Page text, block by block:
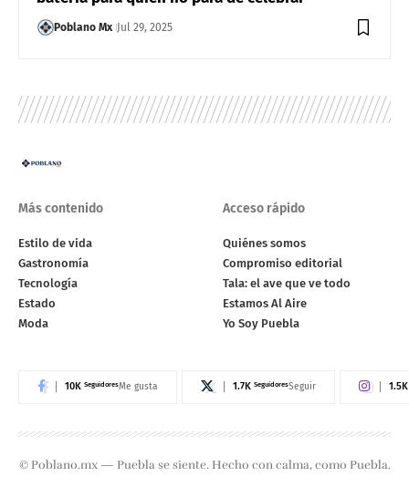
Poblano Mx Jul 29, 2025
Más contenido
Estilo de vida
Gastronomía
Tecnología
Estado
Moda
Acceso rápido
Quiénes somos
Compromiso editorial
Tala: el ave que ve todo
Estamos Al Aire
Yo Soy Puebla
10K SeguidoresMe gusta 1.7K SeguidoresSeguir 1.5K
© Poblano.mx — Puebla se siente. Hecho con calma, como Puebla.